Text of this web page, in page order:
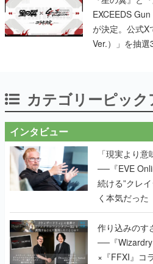
EXCEEDS
が決定。公式X
Ver.）」を抽
カテゴリーピッ
インタビュー
「現実より
──『EVE
続ける”クレ
く本気だった
作り込みのす
──『Wizardry
×『FFXI』コ